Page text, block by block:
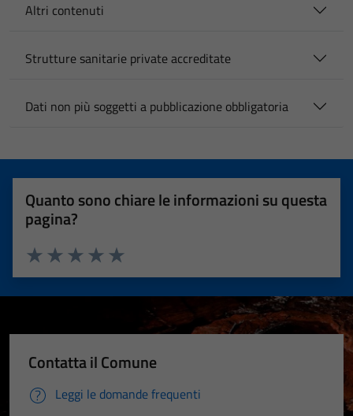
Altri contenuti
Strutture sanitarie private accreditate
Dati non più soggetti a pubblicazione obbligatoria
Quanto sono chiare le informazioni su questa
pagina?
Valuta 5 stelle su 5
Valuta 4 stelle su 5
Valuta 3 stelle su 5
Valuta 2 stelle su 5
Valuta 1 stelle su 5
Contatta il Comune
Leggi le domande frequenti